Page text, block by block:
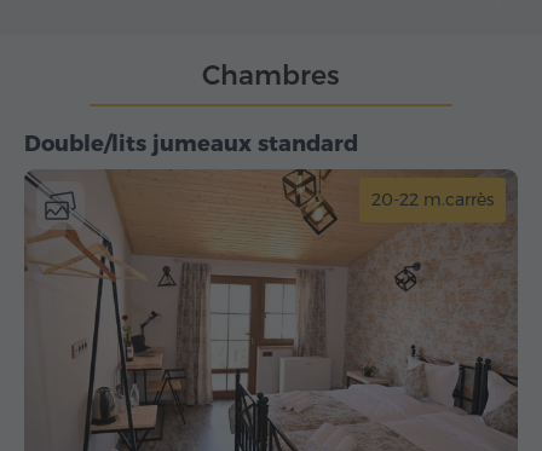
Double/lits jumeaux standard
20-22 m.carrès
Chambres